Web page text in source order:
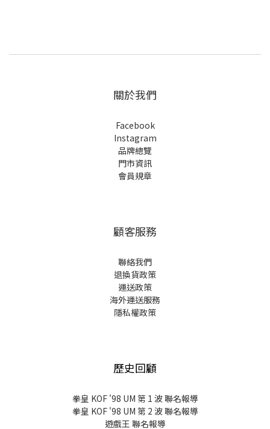
關於我們
Facebook
Instagram
品牌總覽
門市資訊
會員規章
顧客服務
聯絡我們
退換貨政策
運送政策
海外運送服務
隱私權政策
歷史回顧
拳皇 KOF '98 UM 第 1 波 聯名報導
拳皇 KOF '98 UM 第 2 波 聯名報導
遊戲王 聯名報導